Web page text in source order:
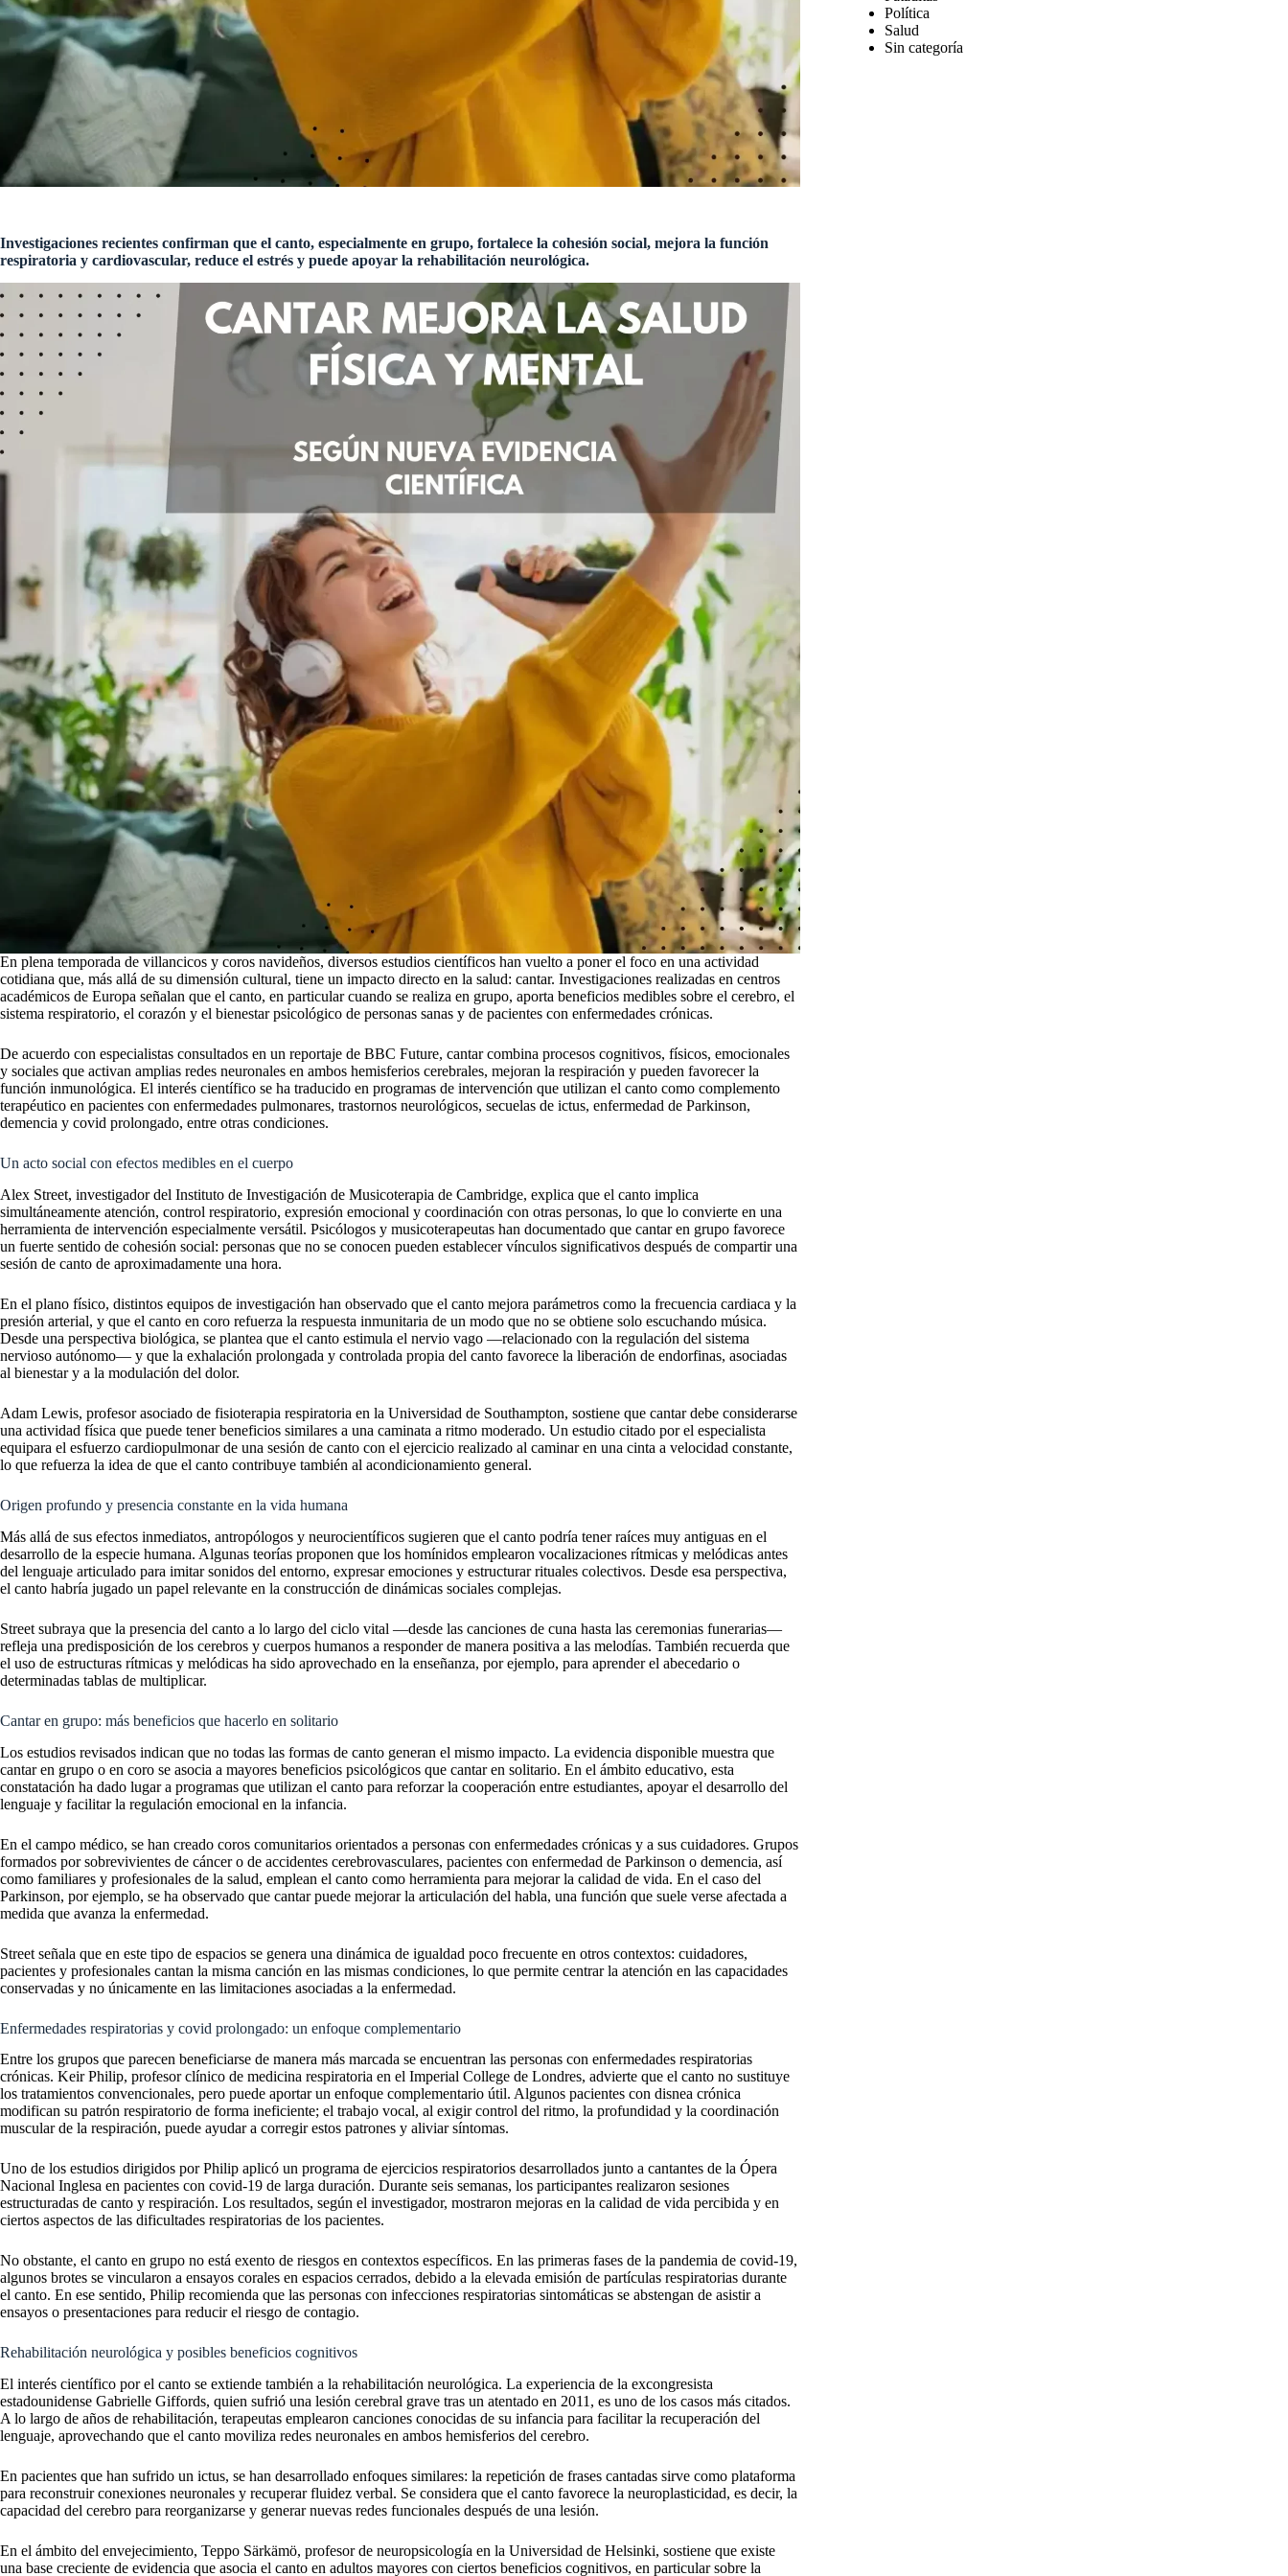
Investigaciones recientes confirman que el canto, especialmente en grupo, fortalece la cohesión social, mejora la función
respiratoria y cardiovascular, reduce el estrés y puede apoyar la rehabilitación neurológica.
En plena temporada de villancicos y coros navideños, diversos estudios científicos han vuelto a poner el foco en una actividad
cotidiana que, más allá de su dimensión cultural, tiene un impacto directo en la salud: cantar. Investigaciones realizadas en centros
académicos de Europa señalan que el canto, en particular cuando se realiza en grupo, aporta beneficios medibles sobre el cerebro, el
sistema respiratorio, el corazón y el bienestar psicológico de personas sanas y de pacientes con enfermedades crónicas.
De acuerdo con especialistas consultados en un reportaje de BBC Future, cantar combina procesos cognitivos, físicos, emocionales
y sociales que activan amplias redes neuronales en ambos hemisferios cerebrales, mejoran la respiración y pueden favorecer la
función inmunológica. El interés científico se ha traducido en programas de intervención que utilizan el canto como complemento
terapéutico en pacientes con enfermedades pulmonares, trastornos neurológicos, secuelas de ictus, enfermedad de Parkinson,
demencia y covid prolongado, entre otras condiciones.
Un acto social con efectos medibles en el cuerpo
Alex Street, investigador del Instituto de Investigación de Musicoterapia de Cambridge, explica que el canto implica
simultáneamente atención, control respiratorio, expresión emocional y coordinación con otras personas, lo que lo convierte en una
herramienta de intervención especialmente versátil. Psicólogos y musicoterapeutas han documentado que cantar en grupo favorece
un fuerte sentido de cohesión social: personas que no se conocen pueden establecer vínculos significativos después de compartir una
sesión de canto de aproximadamente una hora.
En el plano físico, distintos equipos de investigación han observado que el canto mejora parámetros como la frecuencia cardiaca y la
presión arterial, y que el canto en coro refuerza la respuesta inmunitaria de un modo que no se obtiene solo escuchando música.
Desde una perspectiva biológica, se plantea que el canto estimula el nervio vago —relacionado con la regulación del sistema
nervioso autónomo— y que la exhalación prolongada y controlada propia del canto favorece la liberación de endorfinas, asociadas
al bienestar y a la modulación del dolor.
Adam Lewis, profesor asociado de fisioterapia respiratoria en la Universidad de Southampton, sostiene que cantar debe considerarse
una actividad física que puede tener beneficios similares a una caminata a ritmo moderado. Un estudio citado por el especialista
equipara el esfuerzo cardiopulmonar de una sesión de canto con el ejercicio realizado al caminar en una cinta a velocidad constante,
lo que refuerza la idea de que el canto contribuye también al acondicionamiento general.
Origen profundo y presencia constante en la vida humana
Más allá de sus efectos inmediatos, antropólogos y neurocientíficos sugieren que el canto podría tener raíces muy antiguas en el
desarrollo de la especie humana. Algunas teorías proponen que los homínidos emplearon vocalizaciones rítmicas y melódicas antes
del lenguaje articulado para imitar sonidos del entorno, expresar emociones y estructurar rituales colectivos. Desde esa perspectiva,
el canto habría jugado un papel relevante en la construcción de dinámicas sociales complejas.
Street subraya que la presencia del canto a lo largo del ciclo vital —desde las canciones de cuna hasta las ceremonias funerarias—
refleja una predisposición de los cerebros y cuerpos humanos a responder de manera positiva a las melodías. También recuerda que
el uso de estructuras rítmicas y melódicas ha sido aprovechado en la enseñanza, por ejemplo, para aprender el abecedario o
determinadas tablas de multiplicar.
Cantar en grupo: más beneficios que hacerlo en solitario
Los estudios revisados indican que no todas las formas de canto generan el mismo impacto. La evidencia disponible muestra que
cantar en grupo o en coro se asocia a mayores beneficios psicológicos que cantar en solitario. En el ámbito educativo, esta
constatación ha dado lugar a programas que utilizan el canto para reforzar la cooperación entre estudiantes, apoyar el desarrollo del
lenguaje y facilitar la regulación emocional en la infancia.
En el campo médico, se han creado coros comunitarios orientados a personas con enfermedades crónicas y a sus cuidadores. Grupos
formados por sobrevivientes de cáncer o de accidentes cerebrovasculares, pacientes con enfermedad de Parkinson o demencia, así
como familiares y profesionales de la salud, emplean el canto como herramienta para mejorar la calidad de vida. En el caso del
Parkinson, por ejemplo, se ha observado que cantar puede mejorar la articulación del habla, una función que suele verse afectada a
medida que avanza la enfermedad.
Street señala que en este tipo de espacios se genera una dinámica de igualdad poco frecuente en otros contextos: cuidadores,
pacientes y profesionales cantan la misma canción en las mismas condiciones, lo que permite centrar la atención en las capacidades
conservadas y no únicamente en las limitaciones asociadas a la enfermedad.
Enfermedades respiratorias y covid prolongado: un enfoque complementario
Entre los grupos que parecen beneficiarse de manera más marcada se encuentran las personas con enfermedades respiratorias
crónicas. Keir Philip, profesor clínico de medicina respiratoria en el Imperial College de Londres, advierte que el canto no sustituye
los tratamientos convencionales, pero puede aportar un enfoque complementario útil. Algunos pacientes con disnea crónica
modifican su patrón respiratorio de forma ineficiente; el trabajo vocal, al exigir control del ritmo, la profundidad y la coordinación
muscular de la respiración, puede ayudar a corregir estos patrones y aliviar síntomas.
Uno de los estudios dirigidos por Philip aplicó un programa de ejercicios respiratorios desarrollados junto a cantantes de la Ópera
Nacional Inglesa en pacientes con covid-19 de larga duración. Durante seis semanas, los participantes realizaron sesiones
estructuradas de canto y respiración. Los resultados, según el investigador, mostraron mejoras en la calidad de vida percibida y en
ciertos aspectos de las dificultades respiratorias de los pacientes.
No obstante, el canto en grupo no está exento de riesgos en contextos específicos. En las primeras fases de la pandemia de covid-19,
algunos brotes se vincularon a ensayos corales en espacios cerrados, debido a la elevada emisión de partículas respiratorias durante
el canto. En ese sentido, Philip recomienda que las personas con infecciones respiratorias sintomáticas se abstengan de asistir a
ensayos o presentaciones para reducir el riesgo de contagio.
Rehabilitación neurológica y posibles beneficios cognitivos
El interés científico por el canto se extiende también a la rehabilitación neurológica. La experiencia de la excongresista
estadounidense Gabrielle Giffords, quien sufrió una lesión cerebral grave tras un atentado en 2011, es uno de los casos más citados.
A lo largo de años de rehabilitación, terapeutas emplearon canciones conocidas de su infancia para facilitar la recuperación del
lenguaje, aprovechando que el canto moviliza redes neuronales en ambos hemisferios del cerebro.
En pacientes que han sufrido un ictus, se han desarrollado enfoques similares: la repetición de frases cantadas sirve como plataforma
para reconstruir conexiones neuronales y recuperar fluidez verbal. Se considera que el canto favorece la neuroplasticidad, es decir, la
capacidad del cerebro para reorganizarse y generar nuevas redes funcionales después de una lesión.
En el ámbito del envejecimiento, Teppo Särkämö, profesor de neuropsicología en la Universidad de Helsinki, sostiene que existe
una base creciente de evidencia que asocia el canto en adultos mayores con ciertos beneficios cognitivos, en particular sobre la
Política
Salud
Sin categoría